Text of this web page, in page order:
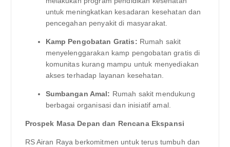
untuk meningkatkan kesadaran kesehatan dan
pencegahan penyakit di masyarakat.
Kamp Pengobatan Gratis: Rumah sakit
menyelenggarakan kamp pengobatan gratis di
komunitas kurang mampu untuk menyediakan
akses terhadap layanan kesehatan.
Sumbangan Amal: Rumah sakit mendukung
berbagai organisasi dan inisiatif amal.
Prospek Masa Depan dan Rencana Ekspansi
RS Airan Raya berkomitmen untuk terus tumbuh dan